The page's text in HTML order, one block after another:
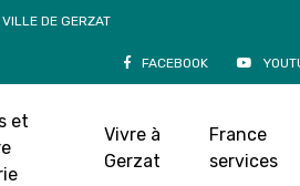
DE GERZAT
FACEBOOK
et
Vivre à
Gerzat
France
services